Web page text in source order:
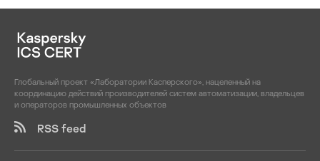
Глобальный проект «Лаборатории Касперского», нацеленный на
координацию действий производителей систем автоматизации, владельцев
и операторов промышленных объектов
RSS feed